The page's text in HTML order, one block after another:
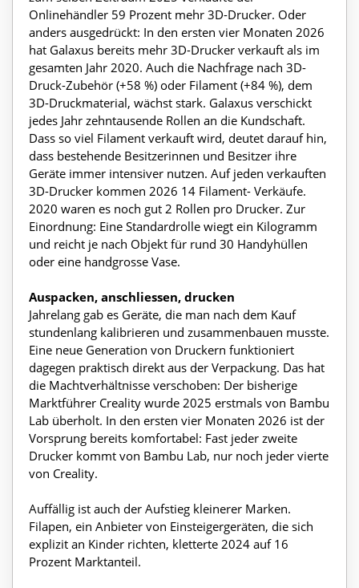
Onlinehändler 59 Prozent mehr 3D-Drucker. Oder
anders ausgedrückt: In den ersten vier Monaten 2026
hat Galaxus bereits mehr 3D-Drucker verkauft als im
gesamten Jahr 2020. Auch die Nachfrage nach 3D-
Druck-Zubehör (+58 %) oder Filament (+84 %), dem
3D-Druckmaterial, wächst stark. Galaxus verschickt
jedes Jahr zehntausende Rollen an die Kundschaft.
Dass so viel Filament verkauft wird, deutet darauf hin,
dass bestehende Besitzerinnen und Besitzer ihre
Geräte immer intensiver nutzen. Auf jeden verkauften
3D-Drucker kommen 2026 14 Filament- Verkäufe.
2020 waren es noch gut 2 Rollen pro Drucker. Zur
Einordnung: Eine Standardrolle wiegt ein Kilogramm
und reicht je nach Objekt für rund 30 Handyhüllen
oder eine handgrosse Vase.
Auspacken, anschliessen, drucken
Jahrelang gab es Geräte, die man nach dem Kauf
stundenlang kalibrieren und zusammenbauen musste.
Eine neue Generation von Druckern funktioniert
dagegen praktisch direkt aus der Verpackung. Das hat
die Machtverhältnisse verschoben: Der bisherige
Marktführer Creality wurde 2025 erstmals von Bambu
Lab überholt. In den ersten vier Monaten 2026 ist der
Vorsprung bereits komfortabel: Fast jeder zweite
Drucker kommt von Bambu Lab, nur noch jeder vierte
von Creality.
Auffällig ist auch der Aufstieg kleinerer Marken.
Filapen, ein Anbieter von Einsteigergeräten, die sich
explizit an Kinder richten, kletterte 2024 auf 16
Prozent Marktanteil.